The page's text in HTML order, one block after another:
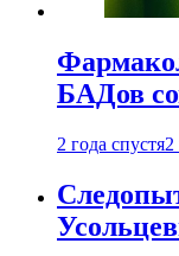
БАДов
2 года спустя2